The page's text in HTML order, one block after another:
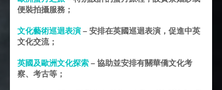
便裝拍攝服務；
文化藝術巡迴表演 – 安排在英國巡迴表演，促進中英
文化交流；
英國及歐洲文化探索 – 協助並安排有關華僑文化考
察、考古等；